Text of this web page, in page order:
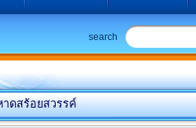
search
าดสร้อยสวรรค์